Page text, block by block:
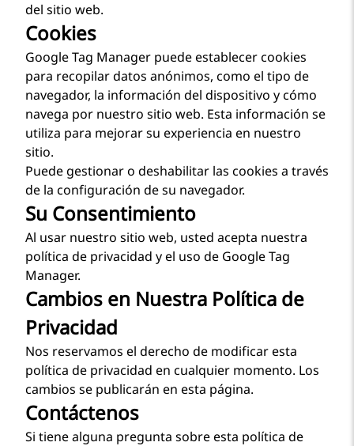
del sitio web.
Cookies
Google Tag Manager puede establecer cookies
para recopilar datos anónimos, como el tipo de
navegador, la información del dispositivo y cómo
navega por nuestro sitio web. Esta información se
utiliza para mejorar su experiencia en nuestro
sitio.
Puede gestionar o deshabilitar las cookies a través
de la configuración de su navegador.
Su Consentimiento
Al usar nuestro sitio web, usted acepta nuestra
política de privacidad y el uso de Google Tag
Manager.
Cambios en Nuestra Política de
Privacidad
Nos reservamos el derecho de modificar esta
política de privacidad en cualquier momento. Los
cambios se publicarán en esta página.
Contáctenos
Si tiene alguna pregunta sobre esta política de